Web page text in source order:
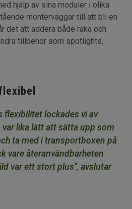
hjälp av sina moduler i olika
monterväggar till att bli en
det att addera både raka och
tillbehör som spotlights,
flexibilitet lockades vi av
lika lätt att sätta upp som
ta med i transportboxen på
vare återanvändbarheten
var ett stort plus", avslutar